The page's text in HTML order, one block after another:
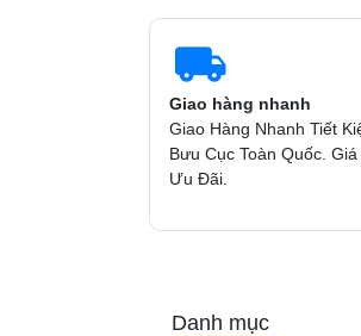
Giao hàng nhanh
Giao Hàng Nhanh Tiết
Bưu Cục Toàn Quốc.
Ưu Đãi.
Danh mục